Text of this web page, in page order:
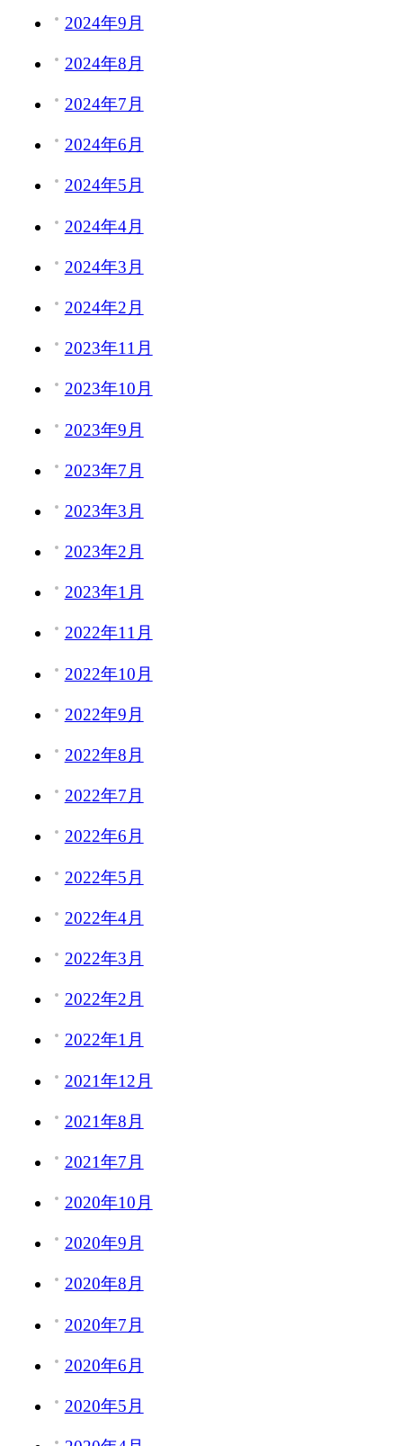
2024年9月
2024年8月
2024年7月
2024年6月
2024年5月
2024年4月
2024年3月
2024年2月
2023年11月
2023年10月
2023年9月
2023年7月
2023年3月
2023年2月
2023年1月
2022年11月
2022年10月
2022年9月
2022年8月
2022年7月
2022年6月
2022年5月
2022年4月
2022年3月
2022年2月
2022年1月
2021年12月
2021年8月
2021年7月
2020年10月
2020年9月
2020年8月
2020年7月
2020年6月
2020年5月